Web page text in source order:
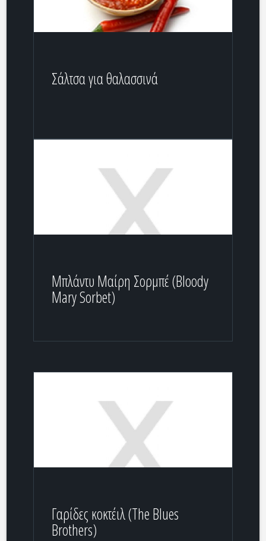
Σάλτσα για θαλασσινά
Μπλάντυ Μαίρη Σορμπέ (Bloody
Mary Sorbet)
Γαρίδες κοκτέιλ (The Blues
Brothers)